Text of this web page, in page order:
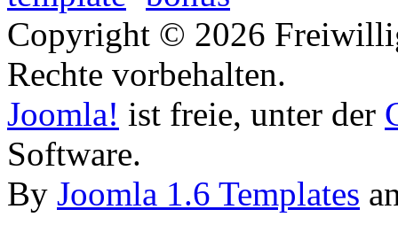
Copyright © 2026
Rechte vorbehalten.
Joomla! ist freie, unter der
Software.
By Joomla 1.6 Templates